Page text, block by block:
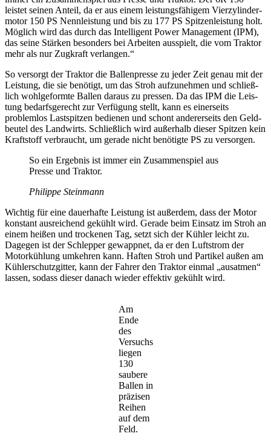
leistet seinen Anteil, da er aus einem leis­tungs­fä­higem Vier­zy­lin­der­
motor 150 PS Nenn­leis­tung und bis zu 177 PS Spit­zen­leis­tung holt.
Möglich wird das durch das Intel­li­gent Power Manage­ment (IPM),
das seine Stärken beson­ders bei Arbeiten ausspielt, die vom Traktor
mehr als nur Zugkraft verlangen.“
So versorgt der Traktor die Ballen­presse zu jeder Zeit genau mit der
Leis­tung, die sie benö­tigt, um das Stroh aufzu­nehmen und schließ­
lich wohl­ge­formte Ballen daraus zu pressen. Da das IPM die Leis­
tung bedarfs­ge­recht zur Verfü­gung stellt, kann es einer­seits
problemlos Last­spitzen bedienen und schont ande­rer­seits den Geld­
beutel des Land­wirts. Schließ­lich wird außer­halb dieser Spitzen kein
Kraft­stoff verbraucht, um gerade nicht benö­tigte PS zu versorgen.
So ein Ergebnis ist immer ein Zusam­men­spiel aus
Presse und Traktor.
Phil­ippe Stein­mann
Wichtig für eine dauer­hafte Leis­tung ist außerdem, dass der Motor
konstant ausrei­chend gekühlt wird. Gerade beim Einsatz im Stroh an
einem heißen und trockenen Tag, setzt sich der Kühler leicht zu.
Dagegen ist der Schlepper gewappnet, da er den Luft­strom der
Motor­küh­lung umkehren kann. Haften Stroh und Partikel außen am
Kühler­schutz­gitter, kann der Fahrer den Traktor einmal „ausatmen“
lassen, sodass dieser danach wieder effektiv gekühlt wird.
Am
Ende
des
Versuchs
liegen
130
saubere
Ballen in
präzisen
Reihen
auf dem
Feld.